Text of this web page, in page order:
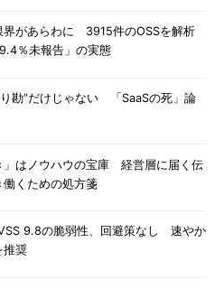
界があらわに 3915件のOSSを解析
％未報告」の実態
り勘”だけじゃない 「SaaSの死」論
」はノウハウの宝庫 経営層に届く伝
働くための処方箋
9.8の脆弱性、回避策なし 速やか
推奨